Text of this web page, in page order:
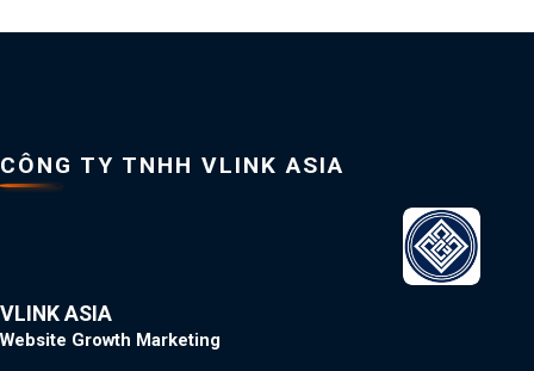
CÔNG TY TNHH VLINK ASIA
VLINK ASIA
Website Growth Marketing